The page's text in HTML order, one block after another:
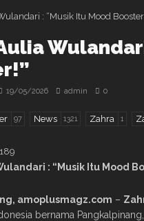
19/05/2026 admin 0
97 News 1321 Zahra 1
189
: “Musik Itu Mood
amoplusmagz.com –
bernama